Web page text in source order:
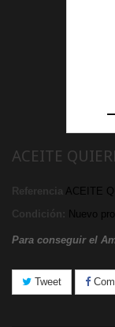
ACEITE
Referencia ACEITE
Condición: Nuevo
Para conseguir el
Tweet